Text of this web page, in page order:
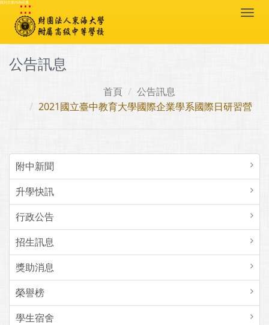
跳到主要內容區塊
:::
公告訊息
首頁
公告訊息
2021國立臺中教育大學國際企業學系國際日研習營
附中新聞
升學快訊
行政公告
招生訊息
獎助消息
榮譽榜
學生宿舍